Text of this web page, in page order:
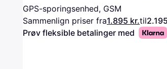
GPS-sporingsenhed, GSM
Sammenlign priser fra1.895 kr.til
Prøv fleksible betalinger med